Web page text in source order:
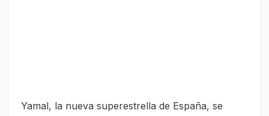
Yamal, la nueva superestrella de España, se